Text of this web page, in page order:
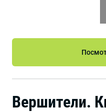
Вершители.